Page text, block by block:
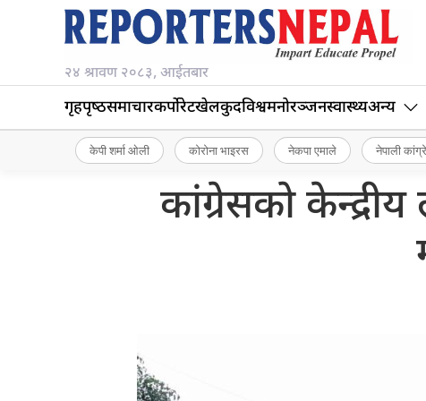
२४ श्रावण २०८३, आईतबार
गृहपृष्‍ठसमाचारकर्पोरेटखेलकुदविश्वमनोरञ्जनस्वास्थ्यअन्य
केपी शर्मा ओली कोरोना भाइरस नेकपा एमाले नेपाली
कांग्रेसको